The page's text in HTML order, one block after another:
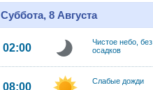
Суббота, 8 Августа
02:00
Чистое небо, без
осадков
08:00 Слабые дожди